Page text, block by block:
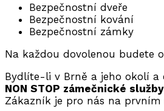
Bezpečnostní dveře
Bezpečnostní kování
Bezpečnostní zámky
Na každou dovolenou budete
Bydlíte-li v Brně a jeho okolí
NON STOP zámečnické služby
Zákazník je pro nás na